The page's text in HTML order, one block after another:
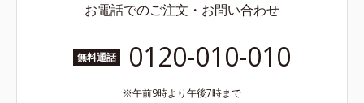
お電話でのご注文・お問い合わせ
無料通話 0120-010-010
午前9時より午後7時まで